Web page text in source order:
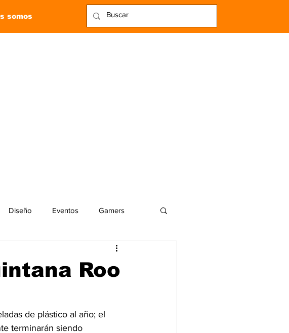
somos
Diseño Eventos Gamers
Roo
de plástico al año; el
terminarán siendo